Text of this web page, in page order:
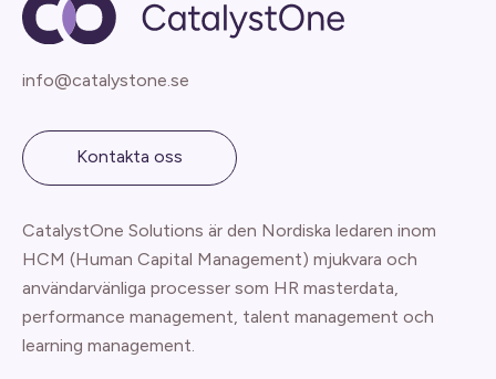
info@catalystone.se
Kontakta oss
CatalystOne Solutions är den Nordiska ledaren inom
HCM (Human Capital Management) mjukvara och
användarvänliga processer som HR masterdata,
performance management, talent management och
learning management.